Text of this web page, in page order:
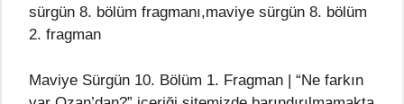
sürgün 8. bölüm fragmanı,maviye sürgün 8. bölüm
2. fragman
Maviye Sürgün 10. Bölüm 1. Fragman | “Ne farkın